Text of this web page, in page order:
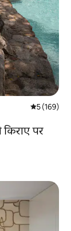
औसत रेटिंग 5
5 (169)
पर